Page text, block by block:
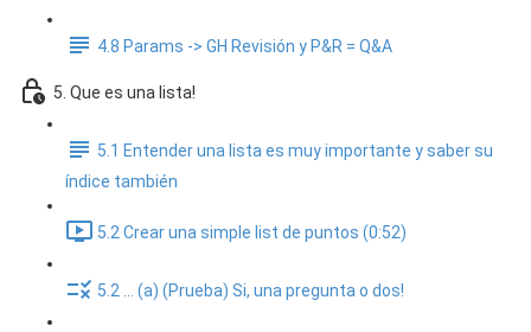
4.8 Params -> GH Revisión y P&R = Q&A
5. Que es una lista!
5.1 Entender una lista es muy importante y saber su
índice también
5.2 Crear una simple list de puntos (0:52)
5.2 ... (a) (Prueba) Si, una pregunta o dos!